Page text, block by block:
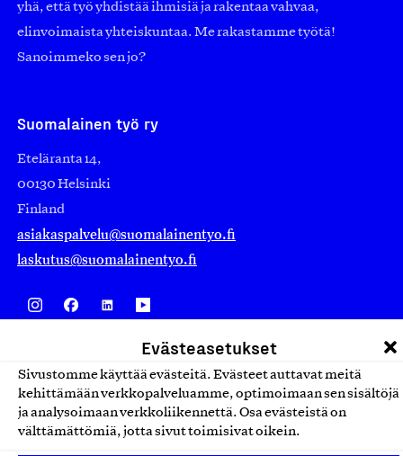
Evästeasetukset
Sivustomme käyttää evästeitä. Evästeet auttavat meitä
kehittämään verkkopalveluamme, optimoimaan sen sisältöjä
ja analysoimaan verkkoliikennettä. Osa evästeistä on
välttämättömiä, jotta sivut toimisivat oikein.
yhä, että työ yhdistää ihmisiä ja rakentaa vahvaa,
elinvoimaista yhteiskuntaa. Me rakastamme työtä!
Sanoimmeko sen jo?
Suomalainen työ ry
Eteläranta 14,
00130 Helsinki
Finland
asiakaspalvelu@suomalainentyo.fi
laskutus@suomalainentyo.fi